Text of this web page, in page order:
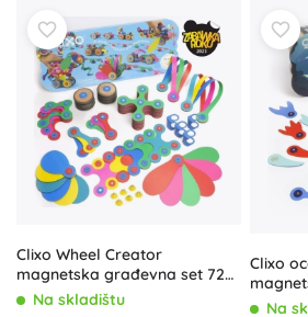
Clixo Wheel Creator
magnetska građevna set 72
komNa skladištu
Clixo
24Na